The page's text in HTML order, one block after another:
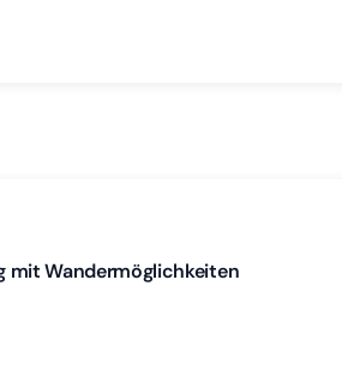
mit Wandermöglichkeiten